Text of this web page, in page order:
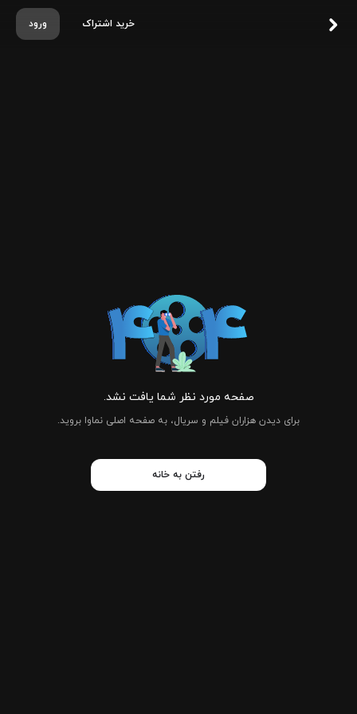
ورود خرید اشتراک
صفحه مورد نظر شما یافت نشد.
برای دیدن هزاران فیلم و سریال، به صفحه اصلی نماوا بروید.
رفتن به خانه